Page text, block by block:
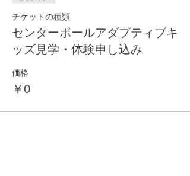
チケットの種類
センターポールアダプティブキ
ッズ見学・体験申し込み
価格
￥0